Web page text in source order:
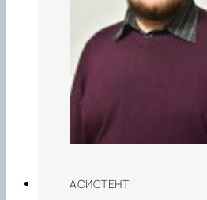
АСИСТЕНТ